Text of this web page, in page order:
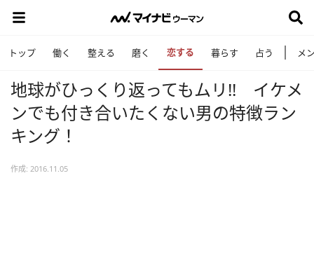
トップ 働く 整える 磨く 恋する 暮らす 占う メ
地球がひっくり返ってもムリ!! イケメ
ンでも付き合いたくない男の特徴ラン
キング！
作成: 2016.11.05